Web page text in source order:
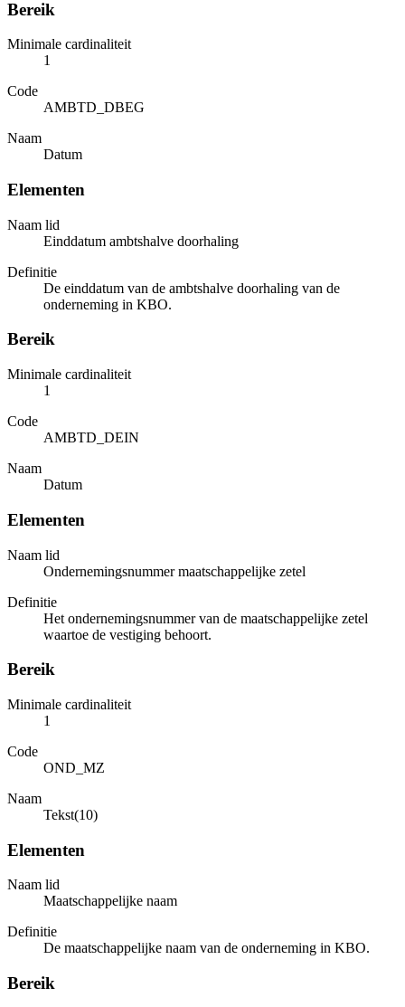
Bereik
Minimale cardinaliteit
1
Code
AMBTD_DBEG
Naam
Datum
Elementen
Naam lid
Einddatum ambtshalve doorhaling
Definitie
De einddatum van de ambtshalve doorhaling van de
onderneming in KBO.
Bereik
Minimale cardinaliteit
1
Code
AMBTD_DEIN
Naam
Datum
Elementen
Naam lid
Ondernemingsnummer maatschappelijke zetel
Definitie
Het ondernemingsnummer van de maatschappelijke zetel
waartoe de vestiging behoort.
Bereik
Minimale cardinaliteit
1
Code
OND_MZ
Naam
Tekst(10)
Elementen
Naam lid
Maatschappelijke naam
Definitie
De maatschappelijke naam van de onderneming in KBO.
Bereik